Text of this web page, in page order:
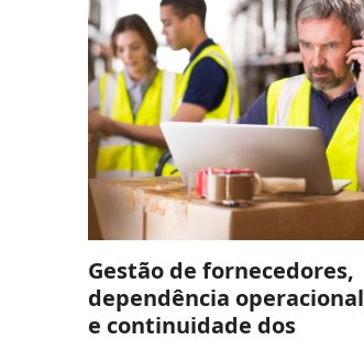
Gestão de fornecedores,
dependência operacional
e continuidade dos